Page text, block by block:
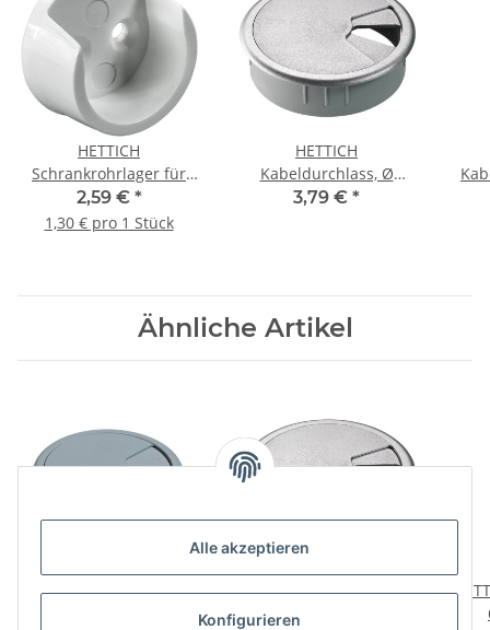
Alle akzeptieren
Konfigurieren
HETTICH
Schrankrohrlager für
runde Schrankrohre, Ø
20 mm, 2 Stück
2,59 € *
1,30 € pro 1 Stück
HETTICH
Kabeldurchlass, Ø
80mm, chrom matt
3,79 € *
Ähnliche Artikel
HETTICH Kabeldurchlass
HETTICH
Kabeldurchlass, Ø